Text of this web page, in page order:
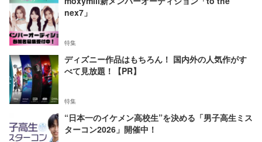
nex7」
特集
ディズニー作品はもちろん！ 国内外の人気作がす
べて見放題！【PR】
特集
“日本一のイケメン高校生”を決める「男子高生ミス
ターコン2026」開催中！